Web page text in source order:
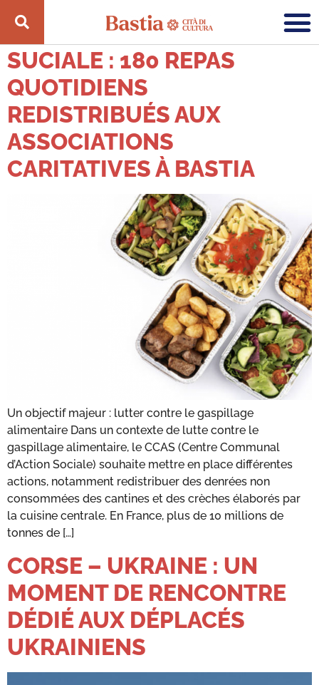
CATÉGORIE :SULIDARITÀ
SUCIALE : 180 REPAS
QUOTIDIENS
REDISTRIBUÉS AUX
ASSOCIATIONS
CARITATIVES À BASTIA
Un objectif majeur : lutter contre le gaspillage
alimentaire Dans un contexte de lutte contre le
gaspillage alimentaire, le CCAS (Centre Communal
d’Action Sociale) souhaite mettre en place différentes
actions, notamment redistribuer des denrées non
consommées des cantines et des crèches élaborés par
la cuisine centrale. En France, plus de 10 millions de
tonnes de […]
CORSE – UKRAINE : UN
MOMENT DE RENCONTRE
DÉDIÉ AUX DÉPLACÉS
UKRAINIENS